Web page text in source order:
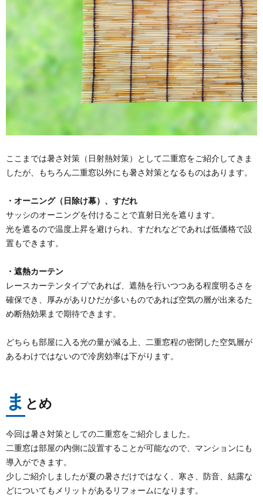
ここまでは暑さ対策（日射熱対策）として二重窓をご紹介してきま
したが、もちろん二重窓以外にも暑さ対策となるものはあります。
・オーニング（日除け幕）、すだれ
サッシのオーニングを付けることで直射日光を遮ります。
光を遮るので温度上昇を避けられ、すだれなどであれば低価格で設
置もできます。
・遮熱カーテン
レースカーテンタイプであれば、遮熱を行いつつある程度明るさを
確保でき、厚みがありひだが多いものであれば空気の層が出来るた
め断熱効果まで期待できます。
どちらも部屋に入る光の量が減る上、二重窓程の密閉した空気層が
あるわけではないので冷房効率は下がります。
ま とめ
今回は暑さ対策としての二重窓をご紹介しました。
二重窓は部屋の内側に設置することが可能なので、マンションにも
導入ができます。
少しご紹介しましたが夏の暑さだけではなく、寒さ、防音、結露な
どについてもメリットがあるリフォームになります。